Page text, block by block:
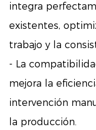
integra
existentes,
trabajo y la
- La
mejora la
intervención
la producción.